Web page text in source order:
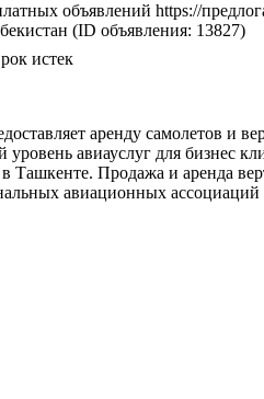
объявлений https://
(ID объявления: 13827)
истек
аренду самолетов и
авиауслуг для бизнес
Продажа и аренда
авиационных